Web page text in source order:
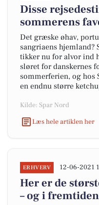
Disse
sommerens
Det græske øhav,
sangriaens hjemland?
tikker nu for alvor ind
sløret for danskernes
sommerferien, og hos
en endnu større
Kilde: Spar Nord
Læs hele artiklen her
ERHVERV 12-06-2021
Her er de
– og i fremtiden